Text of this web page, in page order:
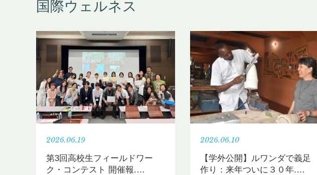
国際ウェルネス
2026.06.19
第3回高校生フィールドワー
ク・コンテスト 開催報.…
2026.06.10
【学外公開】ルワンダで義足
作り：来年ついに３０年.…